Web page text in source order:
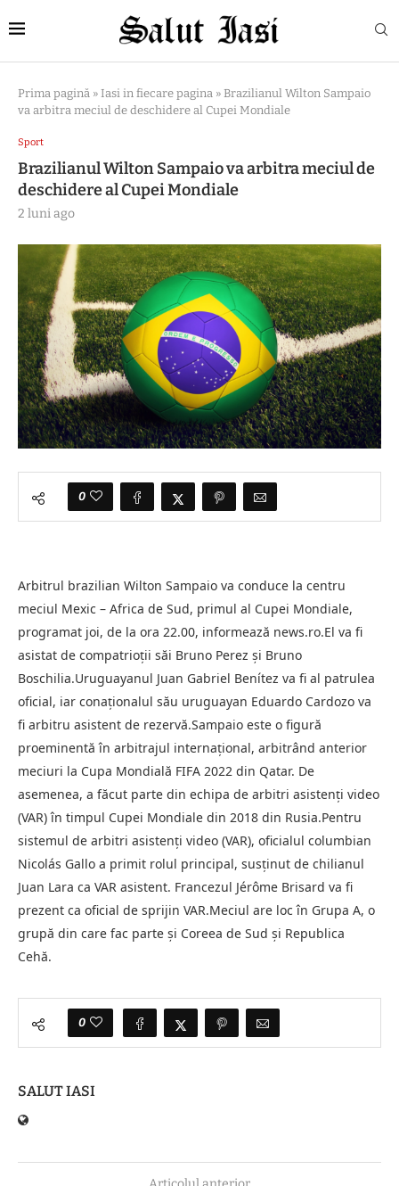
Prima pagină » Iasi in fiecare pagina » Brazilianul Wilton Sampaio
va arbitra meciul de deschidere al Cupei Mondiale
Sport
Brazilianul Wilton Sampaio va arbitra meciul de
deschidere al Cupei Mondiale
2 luni ago
0
Arbitrul brazilian Wilton Sampaio va conduce la centru
meciul Mexic – Africa de Sud, primul al Cupei Mondiale,
programat joi, de la ora 22.00, informează news.ro.El va fi
asistat de compatrioţii săi Bruno Perez şi Bruno
Boschilia.Uruguayanul Juan Gabriel Benítez va fi al patrulea
oficial, iar conaţionalul său uruguayan Eduardo Cardozo va
fi arbitru asistent de rezervă.Sampaio este o figură
proeminentă în arbitrajul internaţional, arbitrând anterior
meciuri la Cupa Mondială FIFA 2022 din Qatar. De
asemenea, a făcut parte din echipa de arbitri asistenţi video
(VAR) în timpul Cupei Mondiale din 2018 din Rusia.Pentru
sistemul de arbitri asistenţi video (VAR), oficialul columbian
Nicolás Gallo a primit rolul principal, susţinut de chilianul
Juan Lara ca VAR asistent. Francezul Jérôme Brisard va fi
prezent ca oficial de sprijin VAR.Meciul are loc în Grupa A, o
grupă din care fac parte şi Coreea de Sud şi Republica
Cehă.
0
SALUT IASI